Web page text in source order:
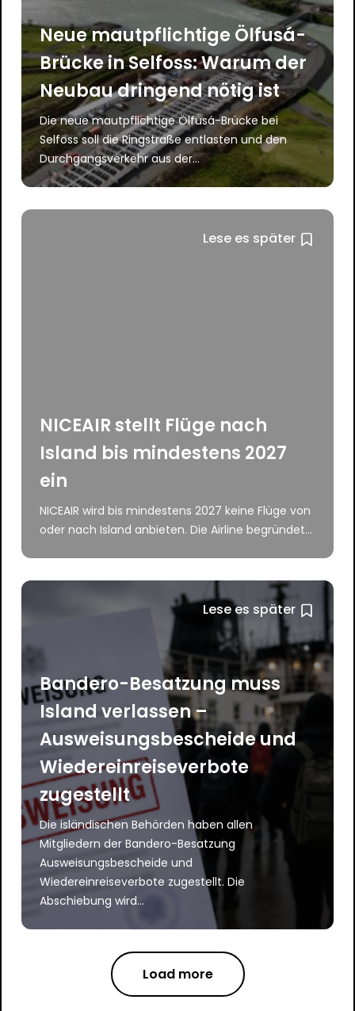
Neue mautpflichtige Ölfusá-
Brücke in Selfoss: Warum der
Neubau dringend nötig ist
Die neue mautpflichtige Ölfusá-Brücke bei
Selfoss soll die Ringstraße entlasten und den
Durchgangsverkehr aus der...
Lese es später
NICEAIR stellt Flüge nach
Island bis mindestens 2027
ein
NICEAIR wird bis mindestens 2027 keine Flüge von
oder nach Island anbieten. Die Airline begründet...
Lese es später
Bandero-Besatzung muss
Island verlassen –
Ausweisungsbescheide und
Wiedereinreiseverbote
zugestellt
Die isländischen Behörden haben allen
Mitgliedern der Bandero-Besatzung
Ausweisungsbescheide und
Wiedereinreiseverbote zugestellt. Die
Abschiebung wird...
Load more